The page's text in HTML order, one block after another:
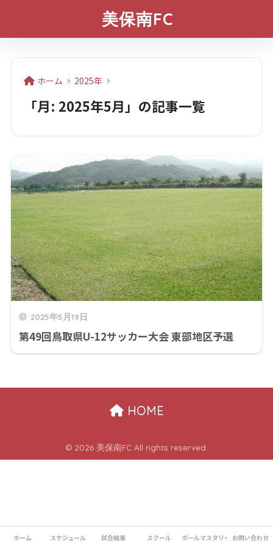
美保南FC
ホーム 2025年
「月: 2025年5月」の記事一覧
2025年5月19日
第49回鳥取県U-12サッカー大会 東部地区予選
HOME
© 2026 美保南FC All rights reserved.
ホーム スケジュール 試合結果 スクール ボールマスタリー お問い合わせ